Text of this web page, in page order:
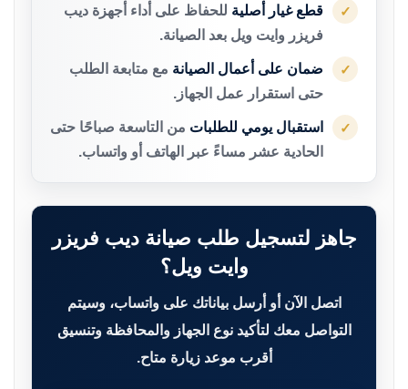
✓ قطع غيار أصلية للحفاظ على أداء أجهزة ديب
فريزر وايت ويل بعد الصيانة.
✓ ضمان على أعمال الصيانة مع متابعة الطلب
حتى استقرار عمل الجهاز.
✓ استقبال يومي للطلبات من التاسعة صباحًا حتى
الحادية عشر مساءً عبر الهاتف أو واتساب.
جاهز لتسجيل طلب صيانة ديب فريزر
وايت ويل؟
اتصل الآن أو أرسل بياناتك على واتساب، وسيتم
التواصل معك لتأكيد نوع الجهاز والمحافظة وتنسيق
أقرب موعد زيارة متاح.